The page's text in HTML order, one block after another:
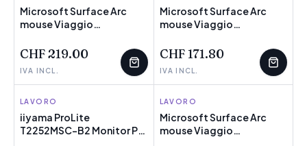
NOVITÀ POCHI PEZZI
Microsoft Surface Arc
mouse Viaggio
(Surface Arc Mouse -
Ambidextrous Bluetooth
- Warranty: 12M)
CHF 219.00
IVA INCL.
NOVITÀ
Microsoft Surface Arc
mouse Viaggio
(Microsoft Surface Arc
CHF 171.80
IVA INCL.
IIYAMA
NOVITÀ
LAVORO
iiyama ProLite
T2252MSC-B2 Monitor PC
MICROSOFT
NOVITÀ POCHI PEZZI
LAVORO
Microsoft Surface Arc
mouse Viaggio